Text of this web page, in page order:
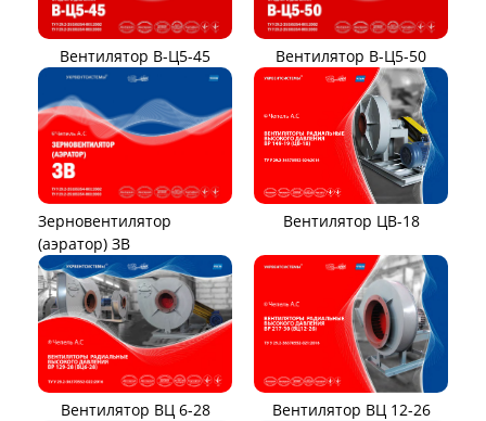
Вентилятор В-Ц5-45 Вентилятор В-Ц5-50
Зерновентилятор
(аэратор) ЗВ
Вентилятор ЦВ-18
Вентилятор ВЦ 6-28 Вентилятор ВЦ 12-26